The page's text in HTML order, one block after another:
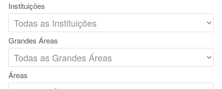
Instituições
Grandes Áreas
Áreas